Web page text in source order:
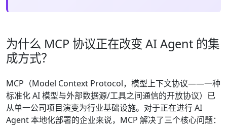
为什么 MCP 协议正在改变 AI Agent 的集
成方式？
MCP（Model Context Protocol，模型上下文协议——一种
标准化 AI 模型与外部数据源/工具之间通信的开放协议）已
从单一公司项目演变为行业基础设施。对于正在进行 AI
Agent 本地化部署的企业来说，MCP 解决了三个核心问题：